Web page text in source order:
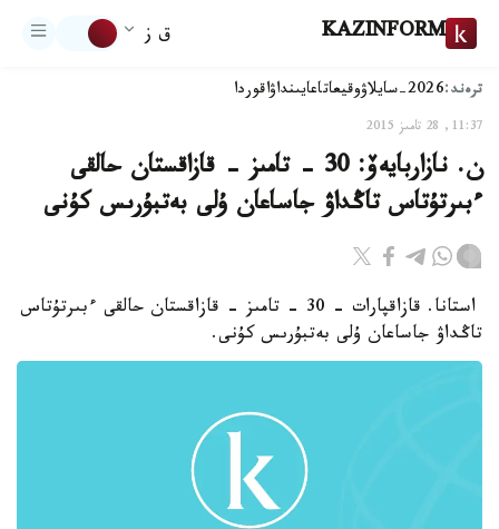
KAZINFORM ق ز
ترەند:2026-سايلاۋ وقيعاتاعايىنداۋاقوردا
11:37, 28 تامىز 2015
ن. نازاربايەۆ: 30 - تامىز - قازاقستان حالقى
ءبىرتۇتاس تاڭداۋ جاساعان ۇلى بەتبۇرىس كۇنى
استانا. قازاقپارات - 30 - تامىز - قازاقستان حالقى ءبىرتۇتاس
تاڭداۋ جاساعان ۇلى بەتبۇرىس كۇنى.